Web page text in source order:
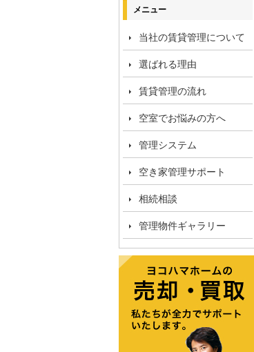
メニュー
当社の賃貸管理について
選ばれる理由
賃貸管理の流れ
空室でお悩みの方へ
管理システム
空き家管理サポート
相続相談
管理物件ギャラリー